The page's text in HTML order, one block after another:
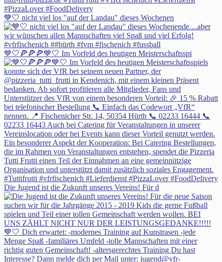
💙🤍 nicht viel los "auf der Landau" dieses Wochenen
💙🤍🍕🍕🍕💙🤍 Im Vorfeld des heutigen Meisterschaftsspi
Die Jugend ist die Zukunft unseres Vereins! Für d